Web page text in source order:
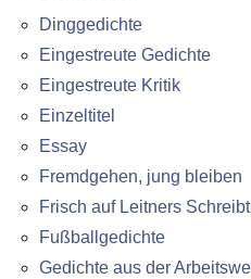
Dinggedichte
Eingestreute Gedichte
Eingestreute Kritik
Einzeltitel
Essay
Fremdgehen, jung bleiben
Frisch auf Leitners
Fußballgedichte
Gedichte aus der